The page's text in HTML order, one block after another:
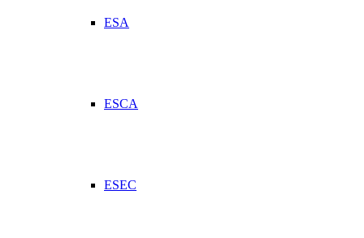
ESA
ESCA
ESEC